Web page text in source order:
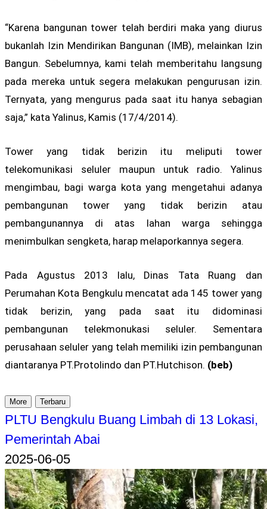
“Karena bangunan tower telah berdiri maka yang diurus
bukanlah Izin Mendirikan Bangunan (IMB), melainkan Izin
Bangun. Sebelumnya, kami telah memberitahu langsung
pada mereka untuk segera melakukan pengurusan izin.
Ternyata, yang mengurus pada saat itu hanya sebagian
saja,” kata Yalinus, Kamis (17/4/2014).
Tower yang tidak berizin itu meliputi tower
telekomunikasi seluler maupun untuk radio. Yalinus
mengimbau, bagi warga kota yang mengetahui adanya
pembangunan tower yang tidak berizin atau
pembangunannya di atas lahan warga sehingga
menimbulkan sengketa, harap melaporkannya segera.
Pada Agustus 2013 lalu, Dinas Tata Ruang dan
Perumahan Kota Bengkulu mencatat ada 145 tower yang
tidak berizin, yang pada saat itu didominasi
pembangunan telekmonukasi seluler. Sementara
perusahaan seluler yang telah memiliki izin pembangunan
diantaranya PT.Protolindo dan PT.Hutchison. (beb)
More Terbaru
PLTU Bengkulu Buang Limbah di 13 Lokasi,
Pemerintah Abai
2025-06-05